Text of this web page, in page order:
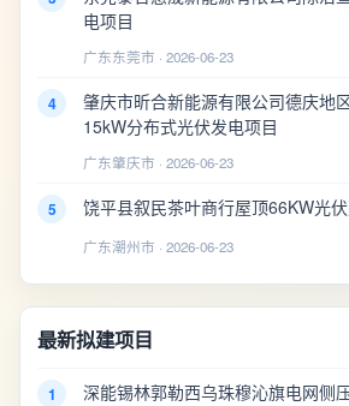
电项目
广东东莞市 · 2026-06-23
4
肇庆市昕合新能源有限公司德庆地
15kW分布式光伏发电项目
广东肇庆市 · 2026-06-23
5 饶平县叙民茶叶商行屋顶66KW光
广东潮州市 · 2026-06-23
最新拟建项目
1 深能锡林郭勒西乌珠穆沁旗电网侧